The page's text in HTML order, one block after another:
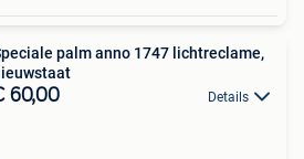
palm anno 1747 lichtreclame,
60,00 Details